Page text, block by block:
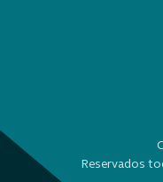
Reservados